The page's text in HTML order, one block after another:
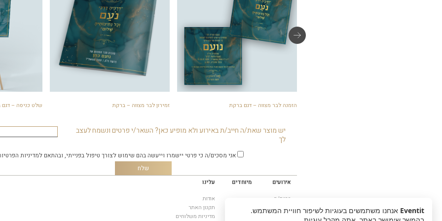
הזמנה לבר מצווה – דגם ברקת זמירון לבר מצווה – ברקת שלט כניסה –
יש מוצר שאת/ה חייב/ת באירוע ולא מופיע כאן? השאר/י פרטים ונשמח לעצב
לך
אני מסכים/ה כי פרטי יישמרו וייעשה בהם שימוש לצורך טיפול בפנייתי, ובהתאם למדיניות
אירועים
ברית/ה
בר מצווה
מיוחדים
עלינו
אודות
תקנון האתר
מדיניות משלוחים
Eventit אנחנו משתמשים בעוגיות לשיפור חוויית המשתמש.